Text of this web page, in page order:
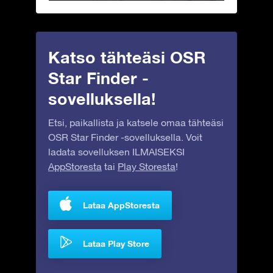
Katso tähteäsi OSR
Star Finder -
sovelluksella!
Etsi, paikallista ja katsele omaa tähteäsi
OSR Star Finder -sovelluksella. Voit
ladata sovelluksen ILMAISEKSI
AppStoresta tai Play Storesta!
Lataa AppStoresta
Lataa Play Store